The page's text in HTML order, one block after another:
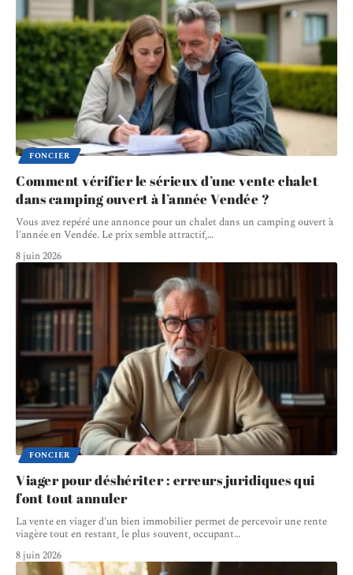
FONCIER
Comment vérifier le sérieux d’une vente chalet
dans camping ouvert à l’année Vendée ?
Vous avez repéré une annonce pour un chalet dans un camping ouvert à
l'année en Vendée. Le prix semble attractif,…
8 juin 2026
FONCIER
Viager pour déshériter : erreurs juridiques qui
font tout annuler
La vente en viager d'un bien immobilier permet de percevoir une rente
viagère tout en restant, le plus souvent, occupant…
8 juin 2026